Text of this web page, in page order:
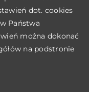
dot. cookies
Państwa
można dokonać
na podstronie